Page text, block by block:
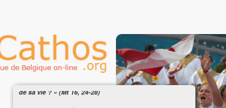
Évangile : « Que pourra donner l’homme en échange
de sa vie ? » (Mt 16, 24-28)